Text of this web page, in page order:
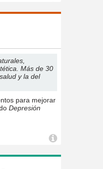
Más de 30
y la del
para mejorar
Depresión